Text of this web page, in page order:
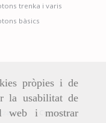
pròpies i de
la usabilitat de
web i mostrar
trenka i varis
bàsics
Contacte